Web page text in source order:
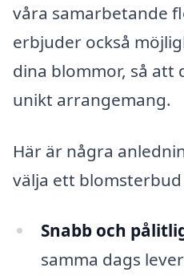
våra samarbetande
erbjuder också
dina blommor, så att
unikt arrangemang.
Här är några
välja ett blomsterbud
Snabb och
samma dags